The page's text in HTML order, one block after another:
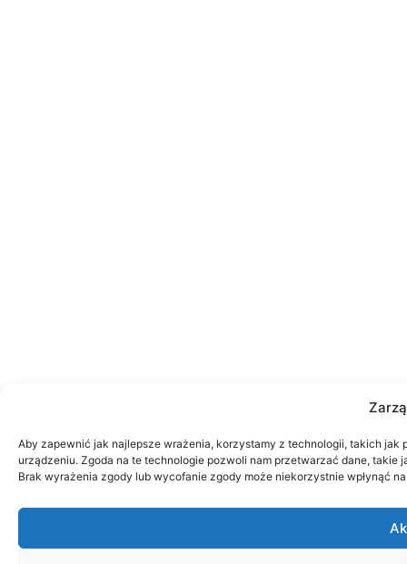
Aby zapewnić jak najlepsze wrażenia, korzystamy z technologii, takich
urządzeniu. Zgoda na te technologie pozwoli nam przetwarzać dane,
Brak wyrażenia zgody lub wycofanie zgody może niekorzystnie wpłynąć